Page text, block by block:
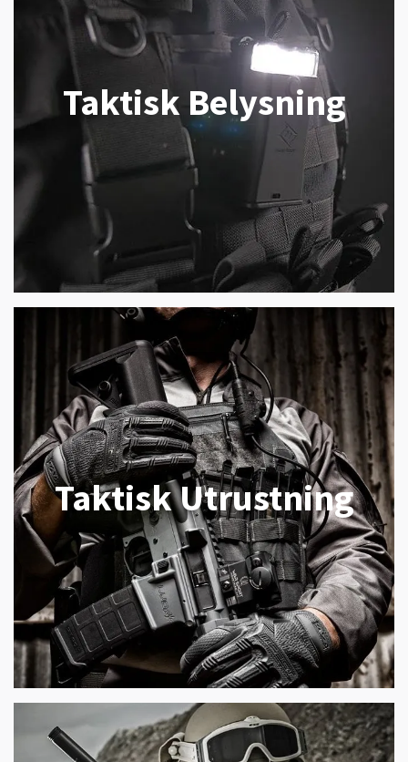
Taktisk Belysning
Taktisk Utrustning